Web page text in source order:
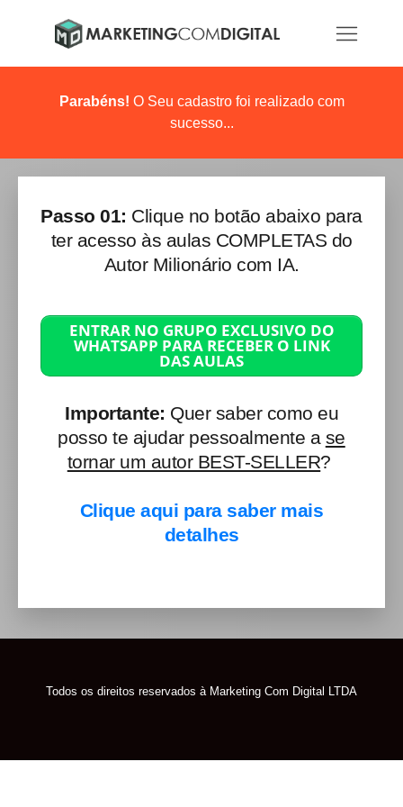
Parabéns! O Seu cadastro foi realizado com
sucesso...
Passo 01: Clique no botão abaixo para
ter acesso às aulas COMPLETAS do
Autor Milionário com IA.
ENTRAR NO GRUPO EXCLUSIVO DO
WHATSAPP PARA RECEBER O LINK
DAS AULAS
Importante: Quer saber como eu
posso te ajudar pessoalmente a se
tornar um autor BEST-SELLER?
Clique aqui para saber mais
detalhes
Todos os direitos reservados à Marketing Com Digital LTDA